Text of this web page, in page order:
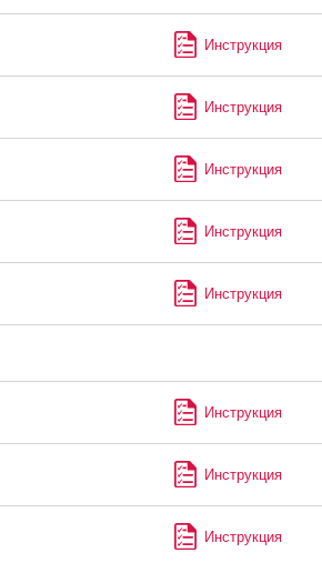
Инструкция
Инструкция
Инструкция
Инструкция
Инструкция
Инструкция
Инструкция
Инструкция